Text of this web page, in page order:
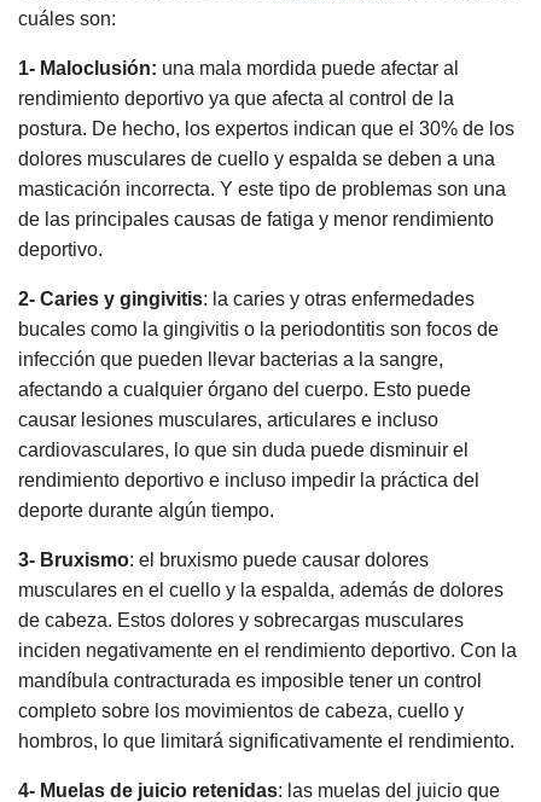
cuáles son:
1- Maloclusión: una mala mordida puede afectar al
rendimiento deportivo ya que afecta al control de la
postura. De hecho, los expertos indican que el 30% de los
dolores musculares de cuello y espalda se deben a una
masticación incorrecta. Y este tipo de problemas son una
de las principales causas de fatiga y menor rendimiento
deportivo.
2- Caries y gingivitis: la caries y otras enfermedades
bucales como la gingivitis o la periodontitis son focos de
infección que pueden llevar bacterias a la sangre,
afectando a cualquier órgano del cuerpo. Esto puede
causar lesiones musculares, articulares e incluso
cardiovasculares, lo que sin duda puede disminuir el
rendimiento deportivo e incluso impedir la práctica del
deporte durante algún tiempo.
3- Bruxismo: el bruxismo puede causar dolores
musculares en el cuello y la espalda, además de dolores
de cabeza. Estos dolores y sobrecargas musculares
inciden negativamente en el rendimiento deportivo. Con la
mandíbula contracturada es imposible tener un control
completo sobre los movimientos de cabeza, cuello y
hombros, lo que limitará significativamente el rendimiento.
4- Muelas de juicio retenidas: las muelas del juicio que